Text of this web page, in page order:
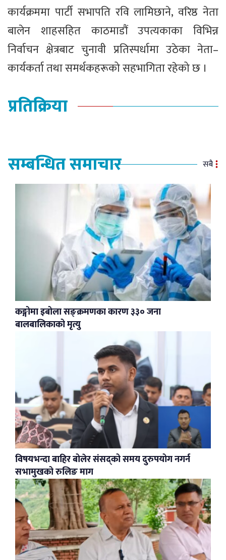
कार्यक्रममा पार्टी सभापति रवि लामिछाने, वरिष्ठ नेता
बालेन शाहसहित काठमाडौं उपत्यकाका विभिन्न
निर्वाचन क्षेत्रबाट चुनावी प्रतिस्पर्धामा उठेका नेता–
कार्यकर्ता तथा समर्थकहरूको सहभागिता रहेको छ ।
प्रतिक्रिया
सम्बन्धित समाचार सबै
कङ्गोमा इबोला सङ्क्रमणका कारण ३३० जना
बालबालिकाको मृत्यु
विषयभन्दा बाहिर बोलेर संसद्को समय दुरुपयोग नगर्न
सभामुखको रुलिङ माग